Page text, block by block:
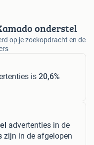
onderstel
op je zoekopdracht en de
is 20,6%
advertenties in de
zijn in de afgelopen